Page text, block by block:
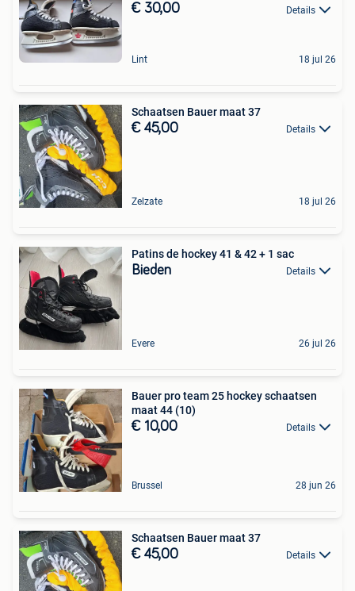
€ 30,00 Details
Lint 18 jul 26
Schaatsen Bauer maat 37
€ 45,00 Details
Zelzate 18 jul 26
Patins de hockey 41 & 42 + 1 sac
Bieden Details
Evere 26 jul 26
Bauer pro team 25 hockey schaatsen
maat 44 (10)
€ 10,00 Details
Brussel 28 jun 26
Schaatsen Bauer maat 37
€ 45,00 Details